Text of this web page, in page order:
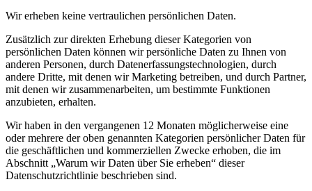
Wir erheben keine vertraulichen persönlichen Daten.
Zusätzlich zur direkten Erhebung dieser Kategorien von
persönlichen Daten können wir persönliche Daten zu Ihnen von
anderen Personen, durch Datenerfassungstechnologien, durch
andere Dritte, mit denen wir Marketing betreiben, und durch Partner,
mit denen wir zusammenarbeiten, um bestimmte Funktionen
anzubieten, erhalten.
Wir haben in den vergangenen 12 Monaten möglicherweise eine
oder mehrere der oben genannten Kategorien persönlicher Daten für
die geschäftlichen und kommerziellen Zwecke erhoben, die im
Abschnitt „Warum wir Daten über Sie erheben“ dieser
Datenschutzrichtlinie beschrieben sind.